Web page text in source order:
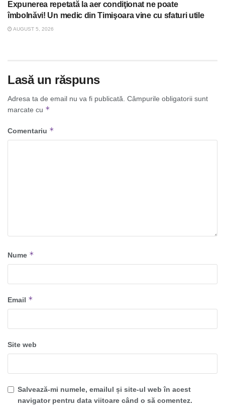
Expunerea repetată la aer condiţionat ne poate
îmbolnăvi! Un medic din Timişoara vine cu sfaturi utile
AUGUST 5, 2026
Lasă un răspuns
Adresa ta de email nu va fi publicată. Câmpurile obligatorii sunt
marcate cu *
Comentariu *
Nume *
Email *
Site web
Salvează-mi numele, emailul și site-ul web în acest
navigator pentru data viitoare când o să comentez.